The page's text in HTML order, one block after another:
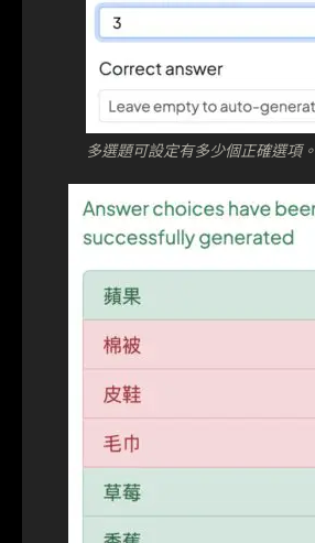
多選題可設定有多少個正確選項。